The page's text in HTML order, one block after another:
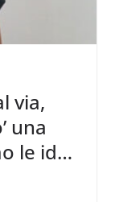
via,
una
le idee